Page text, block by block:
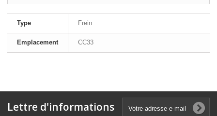
Type Frein
Emplacement CC33
Lettre d'informations